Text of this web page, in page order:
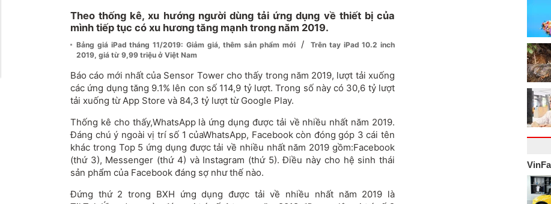
Theo thống kê, xu hướng người dùng tải ứng dụng về thiết bị của
mình tiếp tục có xu hương tăng mạnh trong năm 2019.
Bảng giá iPad tháng 11/2019: Giảm giá, thêm sản phẩm mới /
Trên tay iPad 10.2 inch
2019, giá từ 9,99 triệu ở Việt Nam
Báo cáo mới nhất của Sensor Tower cho thấy trong năm 2019, lượt tải xuống
các ứng dụng tăng 9.1% lên con số 114,9 tỷ lượt. Trong số này có 30,6 tỷ lượt
tải xuống từ App Store và 84,3 tỷ lượt từ Google Play.
Thống kê cho thấy,WhatsApp là ứng dụng được tải về nhiều nhất năm 2019.
Đáng chú ý ngoài vị trí số 1 củaWhatsApp, Facebook còn đóng góp 3 cái tên
khác trong Top 5 ứng dụng được tải về nhiều nhất năm 2019 gồm:Facebook
(thứ 3), Messenger (thứ 4) và Instagram (thứ 5). Điều này cho hệ sinh thái
sản phẩm của Facebook đáng sợ như thế nào.
Đứng thứ 2 trong BXH ứng dụng được tải về nhiều nhất năm 2019 là